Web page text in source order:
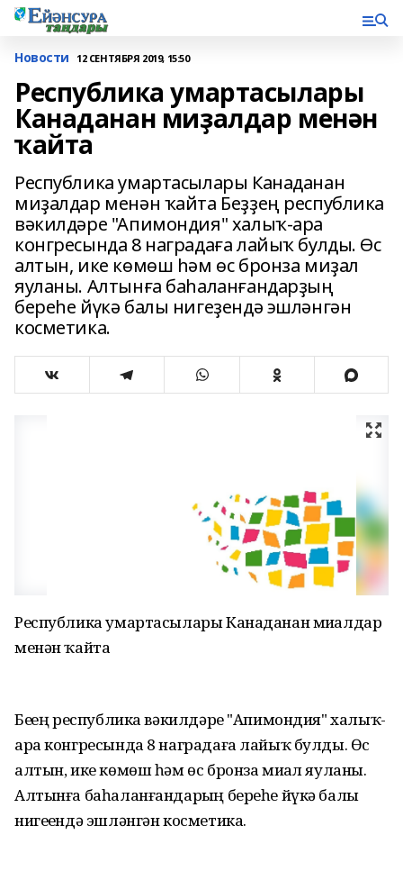
Новости 12 СЕНТЯБРЯ 2019, 15:50
Республика умартасылары
Канаданан миҙалдар менән
ҡайта
Республика умартасылары Канаданан
миҙалдар менән ҡайта Беҙҙең республика
вәкилдәре "Апимондия" халыҡ-ара
конгресында 8 наградаға лайыҡ булды. Өс
алтын, ике көмөш һәм өс бронза миҙал
яуланы. Алтынға баһаланғандарҙың
береһе йүкә балы нигеҙендә эшләнгән
косметика.
Республика умартасылары Канаданан миҙалдар
менән ҡайта
Беҙҙең республика вәкилдәре "Апимондия" халыҡ-
ара конгресында 8 наградаға лайыҡ булды. Өс
алтын, ике көмөш һәм өс бронза миҙал яуланы.
Алтынға баһаланғандарҙың береһе йүкә балы
нигеҙендә эшләнгән косметика.